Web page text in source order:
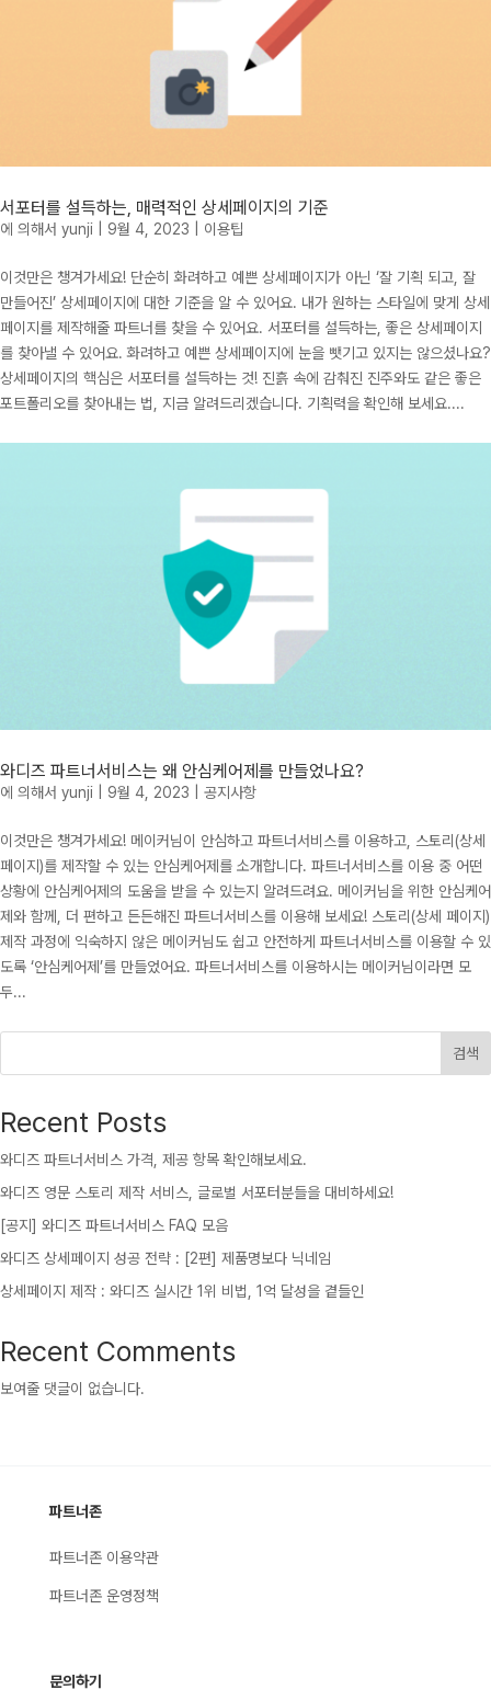
서포터를 설득하는, 매력적인 상세페이지의 기준
에 의해서 yunji 9월 4, 2023 이용팁
이것만은 챙겨가세요! 단순히 화려하고 예쁜 상세페이지가 아닌 ‘잘 기획 되고, 잘
만들어진’ 상세페이지에 대한 기준을 알 수 있어요. 내가 원하는 스타일에 맞게 상세
페이지를 제작해줄 파트너를 찾을 수 있어요. 서포터를 설득하는, 좋은 상세페이지
를 찾아낼 수 있어요. 화려하고 예쁜 상세페이지에 눈을 뺏기고 있지는 않으셨나요?
상세페이지의 핵심은 서포터를 설득하는 것! 진흙 속에 감춰진 진주와도 같은 좋은
포트폴리오를 찾아내는 법, 지금 알려드리겠습니다. 기획력을 확인해 보세요....
와디즈 파트너서비스는 왜 안심케어제를 만들었나요?
에 의해서 yunji 9월 4, 2023 공지사항
이것만은 챙겨가세요! 메이커님이 안심하고 파트너서비스를 이용하고, 스토리(상세
페이지)를 제작할 수 있는 안심케어제를 소개합니다. 파트너서비스를 이용 중 어떤
상황에 안심케어제의 도움을 받을 수 있는지 알려드려요. 메이커님을 위한 안심케어
제와 함께, 더 편하고 든든해진 파트너서비스를 이용해 보세요! 스토리(상세 페이지)
제작 과정에 익숙하지 않은 메이커님도 쉽고 안전하게 파트너서비스를 이용할 수 있
도록 ‘안심케어제’를 만들었어요. 파트너서비스를 이용하시는 메이커님이라면 모
두...
검색
Recent Posts
와디즈 파트너서비스 가격, 제공 항목 확인해보세요.
와디즈 영문 스토리 제작 서비스, 글로벌 서포터분들을 대비하세요!
[공지] 와디즈 파트너서비스 FAQ 모음
와디즈 상세페이지 성공 전략 : [2편] 제품명보다 닉네임
상세페이지 제작 : 와디즈 실시간 1위 비법, 1억 달성을 곁들인
Recent Comments
보여줄 댓글이 없습니다.
파트너존
파트너존 이용약관
파트너존 운영정책
문의하기